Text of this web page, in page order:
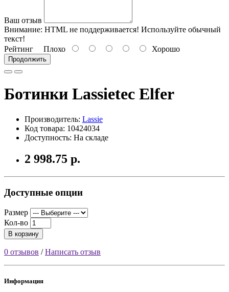
Ваш отзыв
Внимание: HTML не поддерживается! Используйте обычный
текст!
Рейтинг Плохо Хорошо
Продолжить
Ботинки Lassietec Elfer
Производитель: Lassie
Код товара: 10424034
Доступность: На складе
2 998.75 р.
Доступные опции
Размер
Кол-во
В корзину
0 отзывов /Написать отзыв
Информация